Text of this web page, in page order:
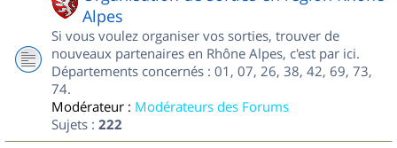
Alpes
Si vous voulez organiser vos sorties, trouver de
nouveaux partenaires en Rhône Alpes, c'est par ici.
Départements concernés : 01, 07, 26, 38, 42, 69, 73,
74.
Modérateur : Modérateurs des Forums
Sujets : 222